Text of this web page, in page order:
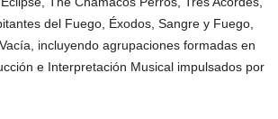
del Fuego, Éxodos, Sangre y Fuego,
incluyendo agrupaciones formadas en
e Interpretación Musical impulsados por